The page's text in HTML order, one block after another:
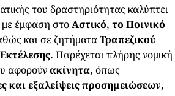
του δραστηριότητας καλύπτει
με έμφαση στοΑστικό, το Ποινικό
και σε ζητήματαΤραπεζικού
Παρέχεται πλήρης νομική
αφορούνακίνητα, όπως
εξαλείψεις προσημειώσεων,